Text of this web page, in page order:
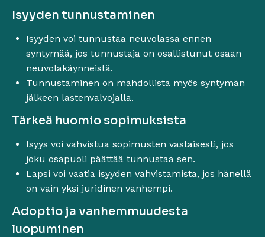
Isyyden tunnustaminen
Isyyden voi tunnustaa neuvolassa ennen
syntymää, jos tunnustaja on osallistunut osaan
neuvolakäynneistä.
Tunnustaminen on mahdollista myös syntymän
jälkeen lastenvalvojalla.
Tärkeä huomio sopimuksista
Isyys voi vahvistua sopimusten vastaisesti, jos
joku osapuoli päättää tunnustaa sen.
Lapsi voi vaatia isyyden vahvistamista, jos hänellä
on vain yksi juridinen vanhempi.
Adoptio ja vanhemmuudesta
luopuminen